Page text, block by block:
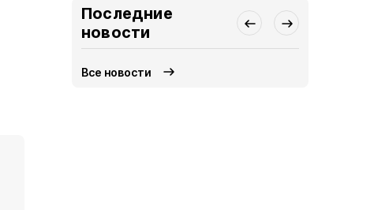
Последние
новости
Все новости